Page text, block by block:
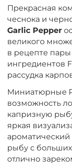
Прекрасная
чеснока и
Garlic Pepper
великого
в рецепте
ингредиентов
рассудка
Миниатюрные
возможность
капризную
яркая
рыбу с
отлично